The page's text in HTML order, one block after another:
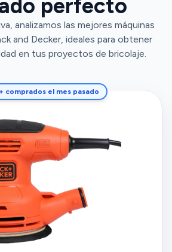
perfecto
analizamos las mejores máquinas
and Decker, ideales para obtener
en tus proyectos de bricolaje.
comprados el mes pasado